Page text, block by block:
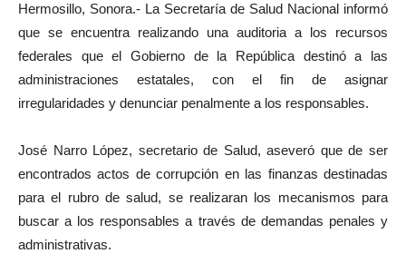
Hermosillo, Sonora.- La Secretaría de Salud Nacional informó
que se encuentra realizando una auditoria a los recursos
federales que el Gobierno de la República destinó a las
administraciones estatales, con el fin de asignar
irregularidades y denunciar penalmente a los responsables.
José Narro López, secretario de Salud, aseveró que de ser
encontrados actos de corrupción en las finanzas destinadas
para el rubro de salud, se realizaran los mecanismos para
buscar a los responsables a través de demandas penales y
administrativas.